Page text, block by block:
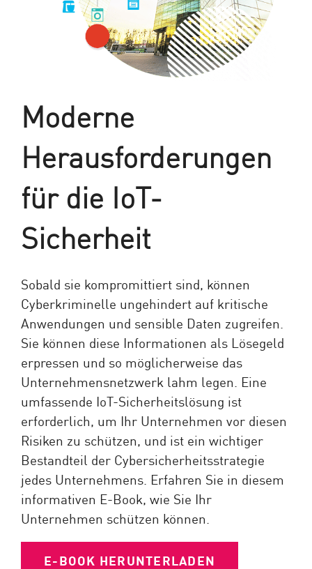
Moderne
Herausforderungen
für die IoT-
Sicherheit
Sobald sie kompromittiert sind, können
Cyberkriminelle ungehindert auf kritische
Anwendungen und sensible Daten zugreifen.
Sie können diese Informationen als Lösegeld
erpressen und so möglicherweise das
Unternehmensnetzwerk lahm legen. Eine
umfassende IoT-Sicherheitslösung ist
erforderlich, um Ihr Unternehmen vor diesen
Risiken zu schützen, und ist ein wichtiger
Bestandteil der Cybersicherheitsstrategie
jedes Unternehmens. Erfahren Sie in diesem
informativen E-Book, wie Sie Ihr
Unternehmen schützen können.
E-BOOK HERUNTERLADEN